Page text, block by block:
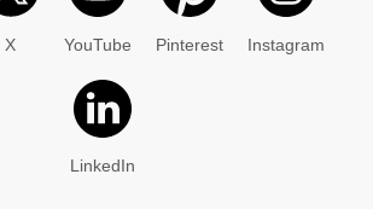
X YouTube Pinterest Instagram
LinkedIn